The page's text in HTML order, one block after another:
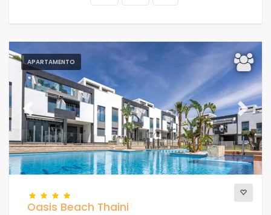
APARTAMENTO
Previous Next
Oasis Beach Thaini